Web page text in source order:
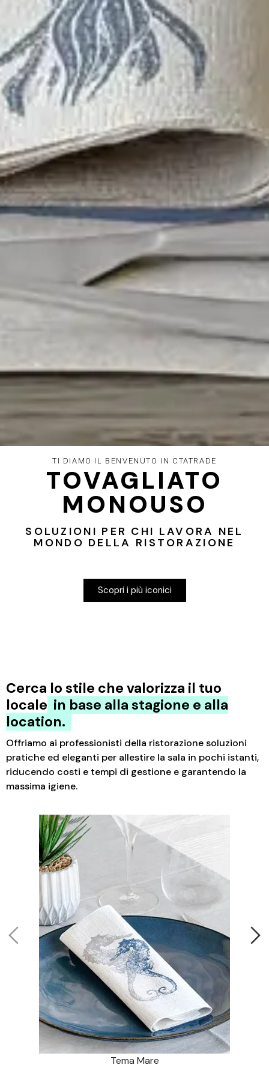
TI DIAMO IL BENVENUTO IN CTATRADE
TOVAGLIATO
MONOUSO
SOLUZIONI PER CHI LAVORA NEL
MONDO DELLA RISTORAZIONE
Scopri i più iconici
Cerca lo stile che valorizza il tuo
locale in base alla stagione e alla
location.
Offriamo ai professionisti della ristorazione soluzioni
pratiche ed eleganti per allestire la sala in pochi istanti,
riducendo costi e tempi di gestione e garantendo la
massima igiene.
Tema Mare